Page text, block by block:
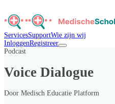
ServicesSupportWie zijn wij
InloggenRegistreer
Podcast
Voice Dialogue
Door Medisch Educatie Platform